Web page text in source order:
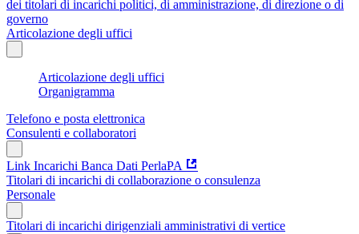
dei titolari di incarichi politici, di amministrazione, di direzione o di
governo
Articolazione degli uffici
Articolazione degli uffici
Organigramma
Telefono e posta elettronica
Consulenti e collaboratori
Link Incarichi Banca Dati PerlaPA
Titolari di incarichi di collaborazione o consulenza
Personale
Titolari di incarichi dirigenziali amministrativi di vertice